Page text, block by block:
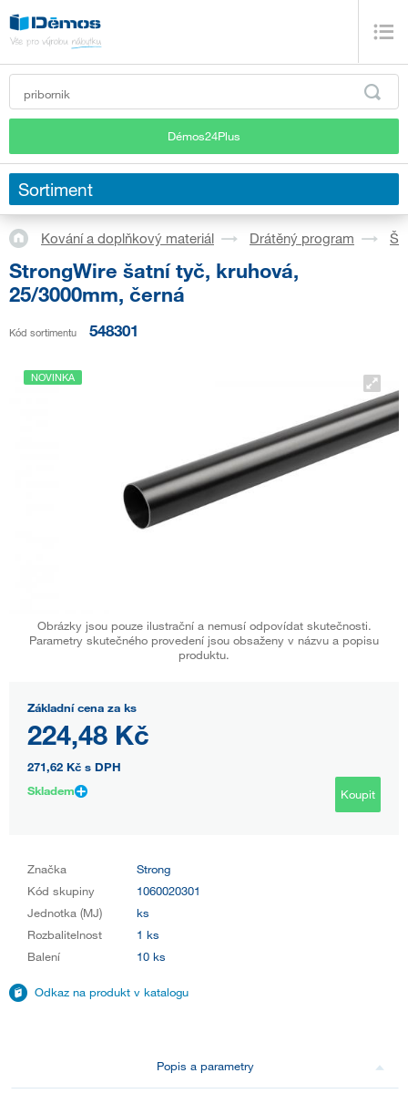
Démos24Plus
Sortiment
Kování a doplňkový materiál Drátěný program
StrongWire šatní tyč, kruhová,
25/3000mm, černá
Kód sortimentu 548301
NOVINKA
Obrázky jsou pouze ilustrační a nemusí odpovídat skutečnosti.
Parametry skutečného provedení jsou obsaženy v názvu a popisu
produktu.
Základní cena za ks
224,48 Kč
271,62 Kč s DPH
Skladem
Koupit
Značka
Strong
Kód skupiny
1060020301
Jednotka (MJ)
ks
Rozbalitelnost
1 ks
Balení
10 ks
Odkaz na produkt v katalogu
Popis a parametry